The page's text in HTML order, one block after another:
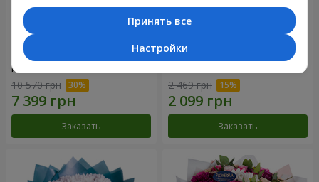
Цветы в коробке "101
розовая роза"
10 570 грн
Заказать
Букет "Цветочное Selfie!"
2 469 грн
Заказать
Принять все
Настройки